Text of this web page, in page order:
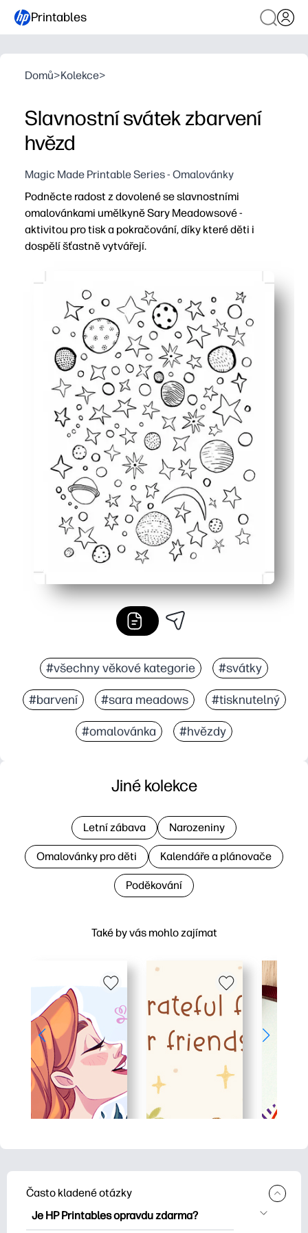
Printables
Domů>Kolekce>
Slavnostní svátek zbarvení
hvězd
Magic Made Printable Series - Omalovánky
Podněcte radost z dovolené se slavnostními
omalovánkami umělkyně Sary Meadowsové -
aktivitou pro tisk a pokračování, díky které děti i
dospělí šťastně vytvářejí.
Veselé hvězdy a sezónní vzory zvou kreativitu a
Ideální pro učebny, večírky nebo klidný rodinný čas -
Buduje jemnou motoriku a soustředění a zároveň
#všechny věkové kategorie #svátky
#barvení #sara meadows #tisknutelný
#omalovánka #hvězdy
Také by vás mohlo zajímat
Jiné kolekce
Letní zábava Narozeniny
Omalovánky pro děti Kalendáře a plánovače
Poděkování
Často kladené otázky
Je HP Printables opravdu zdarma?